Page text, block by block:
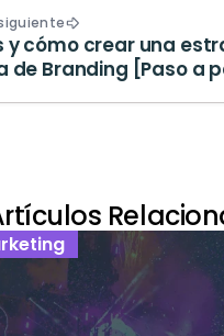
y cómo crear una
de Branding [Paso a